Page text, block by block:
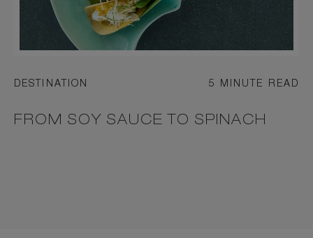
DESTINATION 5 MINUTE READ
FROM SOY SAUCE TO SPINACH